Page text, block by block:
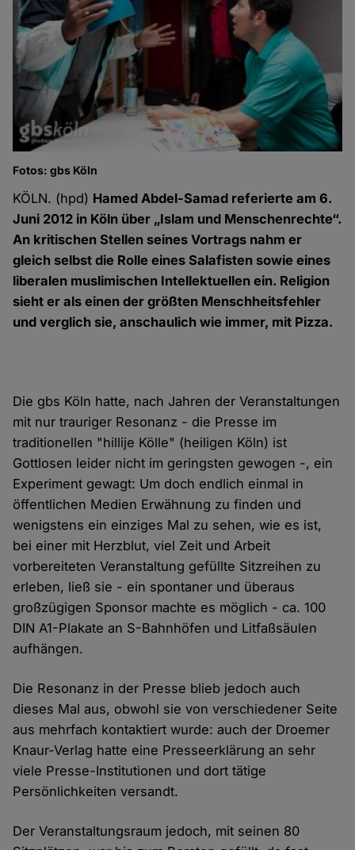
Fotos: gbs Köln
KÖLN. (hpd) Hamed Abdel-Samad referierte am 6.
Juni 2012 in Köln über „Islam und Menschenrechte“.
An kritischen Stellen seines Vortrags nahm er
gleich selbst die Rolle eines Salafisten sowie eines
liberalen muslimischen Intellektuellen ein. Religion
sieht er als einen der größten Menschheitsfehler
und verglich sie, anschaulich wie immer, mit Pizza.
Die gbs Köln hatte, nach Jahren der Veranstaltungen
mit nur trauriger Resonanz - die Presse im
traditionellen "hillije Kölle" (heiligen Köln) ist
Gottlosen leider nicht im geringsten gewogen -, ein
Experiment gewagt: Um doch endlich einmal in
öffentlichen Medien Erwähnung zu finden und
wenigstens ein einziges Mal zu sehen, wie es ist,
bei einer mit Herzblut, viel Zeit und Arbeit
vorbereiteten Veranstaltung gefüllte Sitzreihen zu
erleben, ließ sie - ein spontaner und überaus
großzügigen Sponsor machte es möglich - ca. 100
DIN A1-Plakate an S-Bahnhöfen und Litfaßsäulen
aufhängen.
Die Resonanz in der Presse blieb jedoch auch
dieses Mal aus, obwohl sie von verschiedener Seite
aus mehrfach kontaktiert wurde: auch der Droemer
Knaur-Verlag hatte eine Presseerklärung an sehr
viele Presse-Institutionen und dort tätige
Persönlichkeiten versandt.
Der Veranstaltungsraum jedoch, mit seinen 80